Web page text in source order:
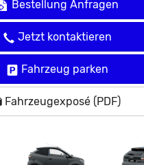
Bestellung Anfragen
Jetzt kontaktieren
Fahrzeug parken
Fahrzeugexposé (PDF)